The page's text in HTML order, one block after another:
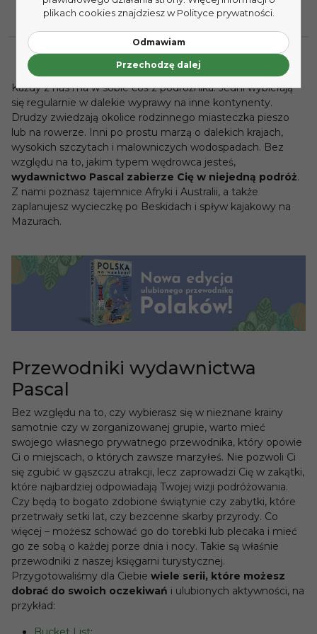
zobacz wszystko
Każdy z nas ma w sobie coś z podróżnika. Jedni wybierają
się regularnie w dalekie wyprawy na inne kontynenty.
Drudzy zwiedzają okolice rodzinnego miasteczka pieszo
lub na rowerze. Inni po prostu marzą o dalekich krajach,
wysokich szczytach i malowniczych wodospadach. Bez
względu na to, jakim typem wędrowca jesteś,
wydawnictwo Pascal zabierze Cię w niejedną podróż.
Z nami poznasz tajemnice Afryki i Australii, a także
zaplanujesz wycieczkę po Beskidach i spływ kajakowy na
Mazurach.
Przewodniki wydawnictwa
Pascal
Bez względu na to, czy wybierasz się w nieznane krainy
samotnie czy w zorganizowanej grupie, warto mieć
swojego własnego prywatnego przewodnika, który opowie
Ci o miejscach, o których zawsze marzyłeś. Nie pozwoli Ci
się zgubić w gąszczu atrakcji, lecz zaprowadzi Cię w zakątki,
które najbardziej odpowiadają Twojej wizji podróżowania.
Czy będą to bogato zdobione świątynie czy zabytki, które
przetrwały setki lat, czy bezcenne skarby przyrody. Co
więcej – możesz schować go do torebki lub plecaka i mieć
go ze sobą o każdej porze dnia i nocy. Takie są właśnie
przewodniki z naszej księgarni turystycznej.
Przygotowaliśmy dla Ciebie wiele serii, które możesz
dobrać do swoich oczekiwań i ulubionych aktywności, na
przykład:
plikach cookies znajdziesz w Polityce prywatności.
Odmawiam
Przechodzę dalej